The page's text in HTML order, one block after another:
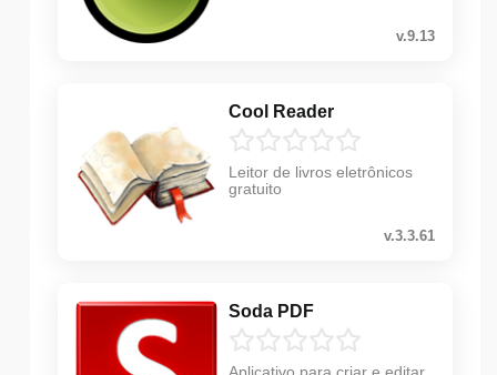
v.9.13
Cool Reader
Leitor de livros eletrônicos
gratuito
v.3.3.61
Soda PDF